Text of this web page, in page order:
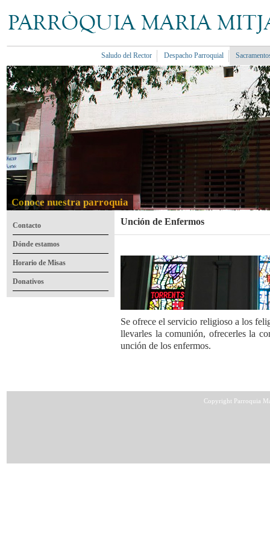
Saludo del Rector Despacho Parroquial
Conoce nuestra parroquia
<
Contacto
Dónde estamos
Horario de Misas
Donativos
Unción de Enfermos
Se ofrece el servicio religioso a los
llevarles la comunión, ofrecerles la
unción de los enfermos.
Copyright Parroquia